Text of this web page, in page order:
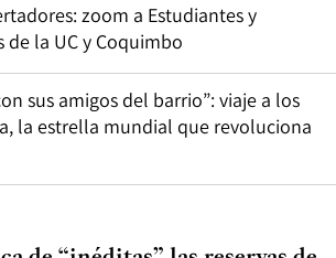
zoom a Estudiantes y
de la UC y Coquimbo
sus amigos del barrio”: viaje a los
la estrella mundial que revoluciona